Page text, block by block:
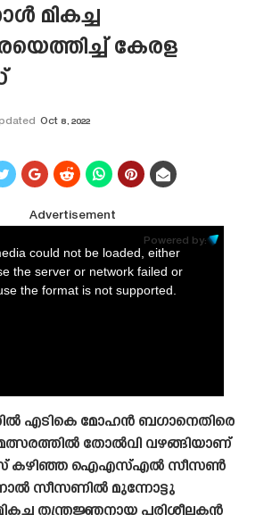
മികച്ച
കേരള
Oct 8, 2022
Advertisement
Powered by:
could not be loaded, either
the server or network failed or
the format is not supported.
എടികെ മോഹൻ ബഗാനെതിരെ
തോൽവി വഴങ്ങിയാണ്
കഴിഞ്ഞ ഐഎസ്എൽ സീസൺ
സീസണിൽ മുന്നോട്ടു
തന്ത്രജ്ഞനായ പരിശീലകൻ